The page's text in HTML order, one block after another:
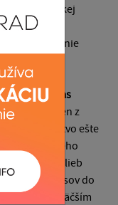
v elektronickej
na vydanie
súhlas
Ak ani jeden z
zastupiteľstvo ešte
do ktorého
kole volieb
rovnosti hlasov do
s najväčším